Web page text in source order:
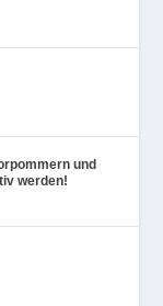
und
werden!